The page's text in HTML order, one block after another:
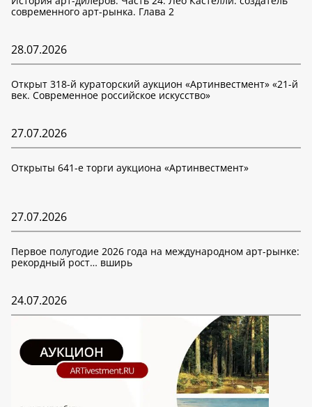
современного арт-рынка. Глава 2
28.07.2026
Открыт 318-й кураторский аукцион «Артинвестмент» «21-й
век. Современное российское искусство»
27.07.2026
Открыты 641-е торги аукциона «Артинвестмент»
27.07.2026
Первое полугодие 2026 года на международном арт-рынке:
рекордный рост… вширь
24.07.2026